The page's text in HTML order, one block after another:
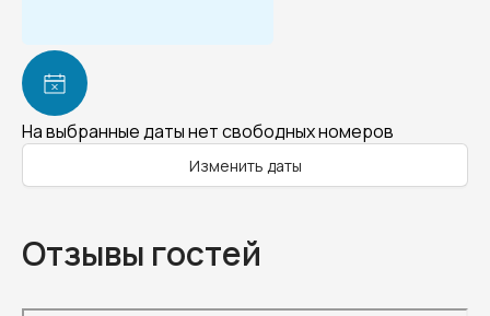
На выбранные даты нет свободных номеров
Изменить даты
Отзывы гостей